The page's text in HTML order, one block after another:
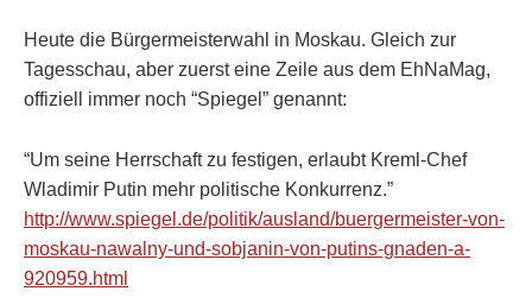
Heute die Bürgermeisterwahl in Moskau. Gleich zur
Tagesschau, aber zuerst eine Zeile aus dem EhNaMag,
offiziell immer noch “Spiegel” genannt:
“Um seine Herrschaft zu festigen, erlaubt Kreml-Chef
Wladimir Putin mehr politische Konkurrenz.”
http://www.spiegel.de/politik/ausland/buergermeister-von-
moskau-nawalny-und-sobjanin-von-putins-gnaden-a-
920959.html